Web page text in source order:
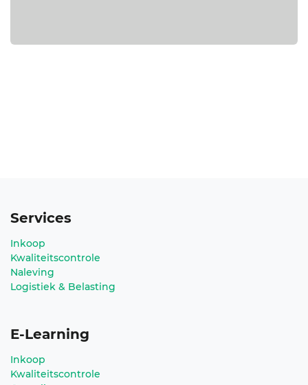
Services
Inkoop
Kwaliteitscontrole
Naleving
Logistiek & Belasting
E-Learning
Inkoop
Kwaliteitscontrole